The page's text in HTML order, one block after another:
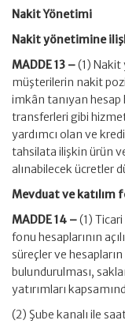
Nakit Yönetimi
Nakit yönetimine
MADDE 13 –(1) Nakit
müşterilerin nakit
imkân tanıyan
transferleri gibi
yardımcı olan ve
tahsilata ilişkin ürün
alınabilecek ücretler
Mevduat ve katılım
MADDE 14 –(1)
fonu hesaplarının
süreçler ve
bulundurulması,
yatırımları
(2) Şube kanalı ile